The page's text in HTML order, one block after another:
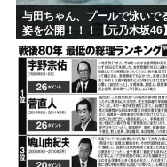
与田ちゃん、プールで泳いで
姿を公開！！！【元乃木坂46】